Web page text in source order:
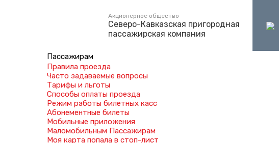
Акционерное общество
Северо-Кавказская пригородная
пассажирская компания
Пассажирам
Правила проезда
Часто задаваемые вопросы
Тарифы и льготы
Способы оплаты проезда
Режим работы билетных касс
Абонементные билеты
Мобильные приложения
Маломобильным Пассажирам
Моя карта попала в стоп-лист